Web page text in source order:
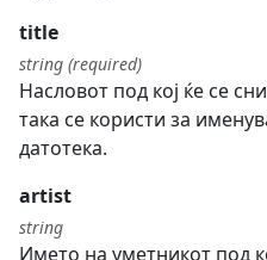
title
string (required)
Насловот под кој ќе се
така се користи за
датотека.
artist
string
Името на уметникот под